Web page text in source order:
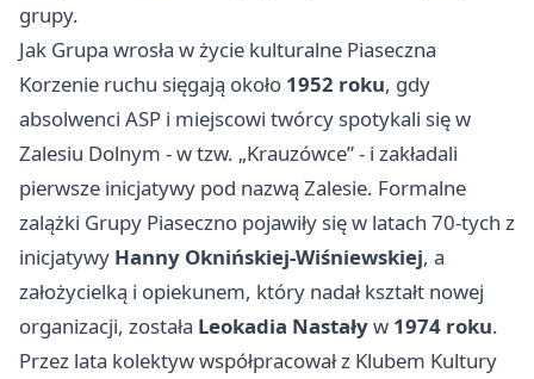
grupy.
Jak Grupa wrosła w życie kulturalne Piaseczna
Korzenie ruchu sięgają około 1952 roku, gdy
absolwenci ASP i miejscowi twórcy spotykali się w
Zalesiu Dolnym - w tzw. „Krauzówce” - i zakładali
pierwsze inicjatywy pod nazwą Zalesie. Formalne
zalążki Grupy Piaseczno pojawiły się w latach 70-tych z
inicjatywy Hanny Oknińskiej-Wiśniewskiej, a
założycielką i opiekunem, który nadał kształt nowej
organizacji, została Leokadia Nastaływ 1974 roku.
Przez lata kolektyw współpracował z Klubem Kultury